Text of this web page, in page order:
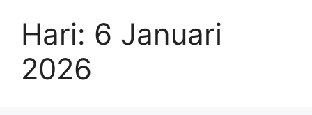
Hari: 6 Januari
2026